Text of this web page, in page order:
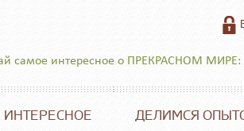
самое интересное о ПРЕКРАСНОМ МИРЕ:
ИНТЕРЕСНОЕ ДЕЛИМСЯ